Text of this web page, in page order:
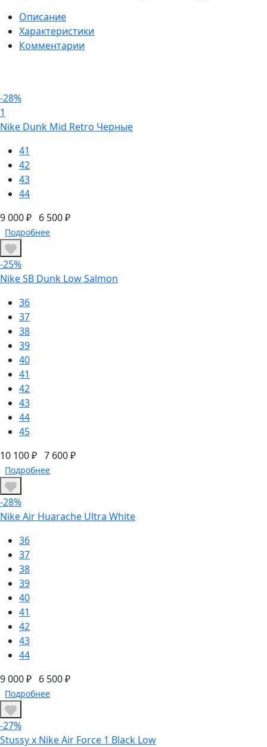
Описание
Характеристики
Комментарии
-28%
1
Nike Dunk Mid Retro Черные
41
42
43
44
9 000 ₽ 6 500 ₽
Подробнее
-25%
Nike SB Dunk Low Salmon
36
37
38
39
40
41
42
43
44
45
10 100 ₽ 7 600 ₽
Подробнее
-28%
Nike Air Huarache Ultra White
36
37
38
39
40
41
42
43
44
9 000 ₽ 6 500 ₽
Подробнее
-27%
Stussy x Nike Air Force 1 Black Low